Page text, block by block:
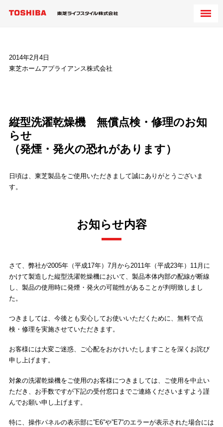
縦型洗濯乾燥機 無償点検・修理のお知
らせ
（発煙・発火の恐れがあります）
2014年2月4日
東芝ホームアプライアンス株式会社
日頃は、東芝製品をご使用いただきまして誠にありがとうございま
す。
お知らせ内容
さて、弊社が2005年（平成17年）7月から2011年（平成23年）11月に
かけて製造した縦型洗濯乾燥機において、製品本体内部の配線が断線
し、製品の使用時に発煙・発火の可能性があることが判明致しまし
た。
つきましては、今後とも安心してお使いいただくために、無料で点
検・修理を実施させていただきます。
お客様には大変ご迷惑、ご心配をおかけいたしますことを深くお詫び
申し上げます。
対象の洗濯乾燥機をご使用のお客様につきましては、ご使用を中止い
ただき、お手数ですが下記の受付窓口までご連絡くださいますよう謹
んでお願い申し上げます。
特に、操作パネルの表示部に”E6”や”E7”のエラーが表示された場合には